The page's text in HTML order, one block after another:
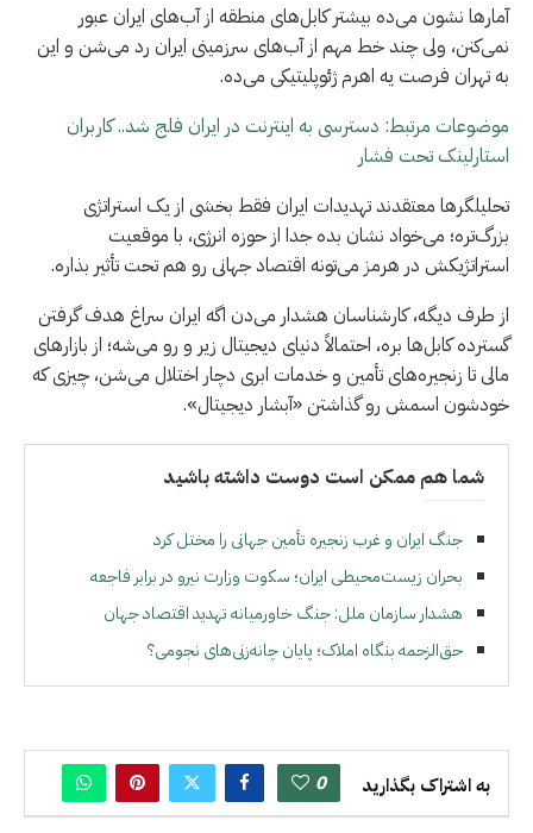
آمارها نشون می‌ده بیشتر کابل‌های منطقه از آب‌های ایران عبور
نمی‌کنن، ولی چند خط مهم از آب‌های سرزمینی ایران رد می‌شن و این
به تهران فرصت یه اهرم ژئوپلیتیکی می‌ده.
موضوعات مرتبط: دسترسی به اینترنت در ایران فلج شد.. کاربران
استارلینک تحت فشار
تحلیلگرها معتقدند تهدیدات ایران فقط بخشی از یک استراتژی
بزرگ‌تره؛ می‌خواد نشان بده جدا از حوزه انرژی، با موقعیت
استراتژیکش در هرمز می‌تونه اقتصاد جهانی رو هم تحت تأثیر بذاره.
از طرف دیگه، کارشناسان هشدار می‌دن اگه ایران سراغ هدف گرفتن
گسترده کابل‌ها بره، احتمالاً دنیای دیجیتال زیر و رو می‌شه؛ از بازارهای
مالی تا زنجیره‌های تأمین و خدمات ابری دچار اختلال می‌شن، چیزی که
خودشون اسمش رو گذاشتن «آبشار دیجیتال».
شما هم ممکن است دوست داشته باشید
جنگ ایران و غرب زنجیره تأمین جهانی را مختل کرد
بحران زیست‌محیطی ایران؛ سکوت وزارت نیرو در برابر فاجعه
هشدار سازمان ملل: جنگ خاورمیانه تهدید اقتصاد جهان
حق‌الزحمه بنگاه املاک؛ پایان چانه‌زنی‌های نجومی؟
به اشتراک بگذارید 0